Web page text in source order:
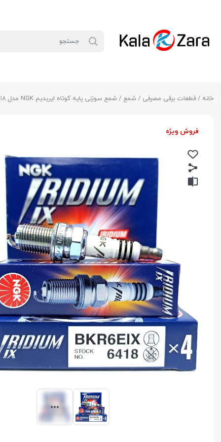
خانه / قطعات برقی مصرفی / شمع / شمع سوزنی پایه کوتاه ایریدیم NGK مدل BKR6EIX-6418
فروش ویژه